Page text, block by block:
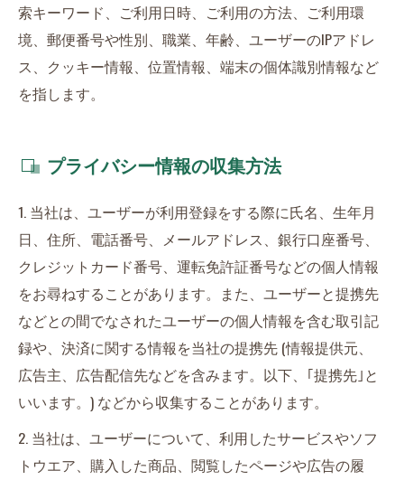
索キーワード、ご利用日時、ご利用の方法、ご利用環
境、郵便番号や性別、職業、年齢、ユーザーのIPアドレ
ス、クッキー情報、位置情報、端末の個体識別情報など
を指します。
プライバシー情報の収集方法
1. 当社は、ユーザーが利用登録をする際に氏名、生年月
日、住所、電話番号、メールアドレス、銀行口座番号、
クレジットカード番号、運転免許証番号などの個人情報
をお尋ねすることがあります。また、ユーザーと提携先
などとの間でなされたユーザーの個人情報を含む取引記
録や、決済に関する情報を当社の提携先 (情報提供元、
広告主、広告配信先などを含みます。以下、｢提携先｣と
いいます。) などから収集することがあります。
2. 当社は、ユーザーについて、利用したサービスやソフ
トウエア、購入した商品、閲覧したページや広告の履